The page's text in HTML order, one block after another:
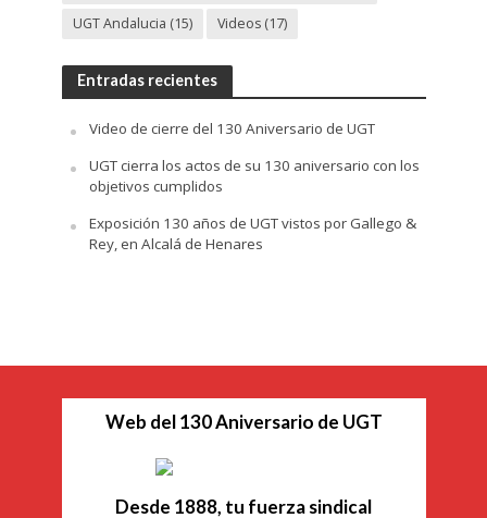
UGT Andalucia (15) Videos(17)
Entradas recientes
Video de cierre del 130 Aniversario de UGT
UGT cierra los actos de su 130 aniversario con los
objetivos cumplidos
Exposición 130 años de UGT vistos por Gallego &
Rey, en Alcalá de Henares
Web del 130 Aniversario de UGT
Desde 1888, tu fuerza sindical